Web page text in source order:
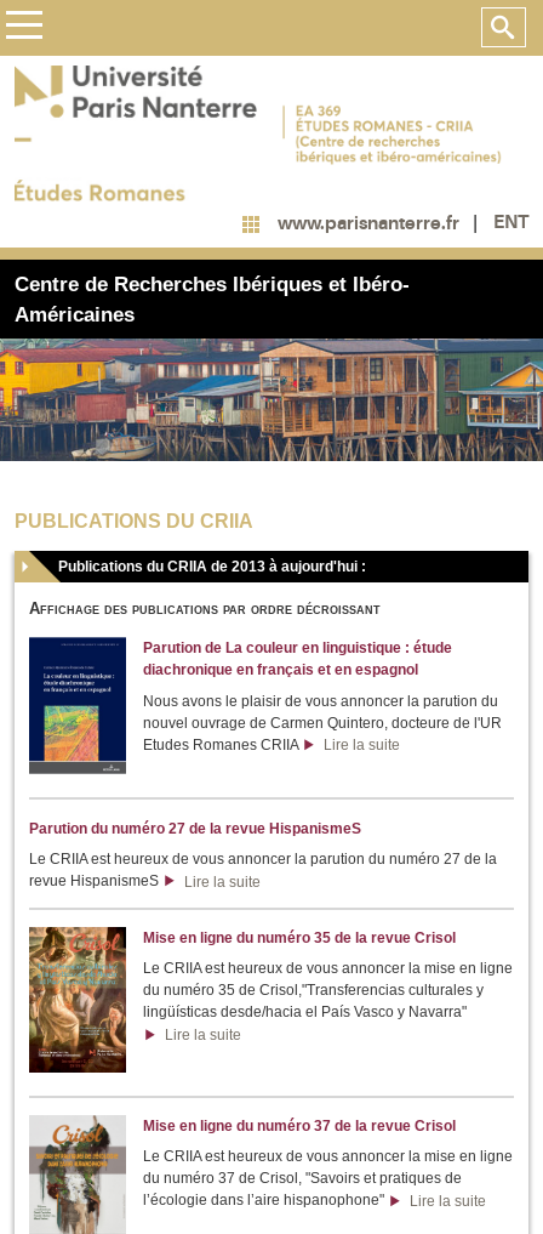
www.parisnanterre.fr ENT
Centre de Recherches Ibériques et Ibéro-
Américaines
PUBLICATIONS DU CRIIA
Publications du CRIIA de 2013 à aujourd'hui :
Affichage des publications par ordre décroissant
Parution de La couleur en linguistique : étude
diachronique en français et en espagnol
Nous avons le plaisir de vous annoncer la parution du
nouvel ouvrage de Carmen Quintero, docteure de l'UR
Etudes Romanes CRIIA
Lire la suite
Parution du numéro 27 de la revue HispanismeS
Le CRIIA est heureux de vous annoncer la parution du numéro 27 de la
revue HispanismeS
Lire la suite
Mise en ligne du numéro 35 de la revue Crisol
Le CRIIA est heureux de vous annoncer la mise en ligne
du numéro 35 de Crisol,"Transferencias culturales y
lingüísticas desde/hacia el País Vasco y Navarra"
Lire la suite
Mise en ligne du numéro 37 de la revue Crisol
Le CRIIA est heureux de vous annoncer la mise en ligne
du numéro 37 de Crisol, "Savoirs et pratiques de
l’écologie dans l’aire hispanophone"
Lire la suite